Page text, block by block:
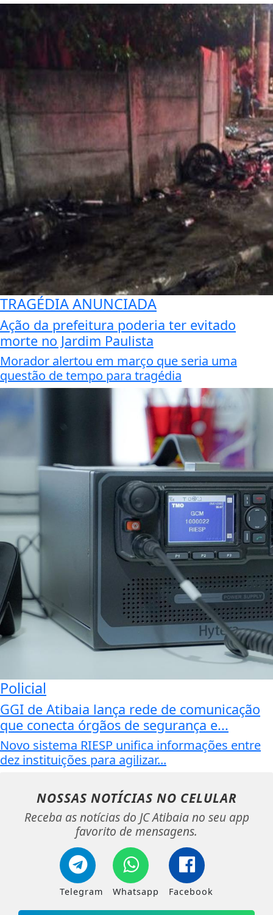
TRAGÉDIA ANUNCIADA
Ação da prefeitura poderia ter evitado
morte no Jardim Paulista
Morador alertou em março que seria uma
questão de tempo para tragédia
Policial
GGI de Atibaia lança rede de comunicação
que conecta órgãos de segurança e...
Novo sistema RIESP unifica informações entre
dez instituições para agilizar...
NOSSAS NOTÍCIAS NO CELULAR
Receba as notícias do JC Atibaia no seu app
favorito de mensagens.
Telegram Whatsapp Facebook